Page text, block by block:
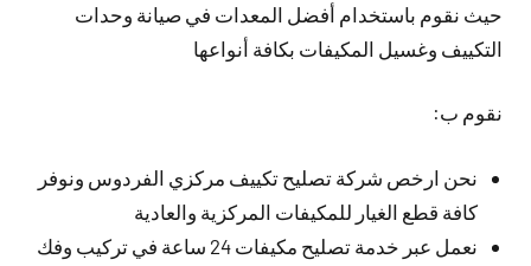
حيث نقوم باستخدام أفضل المعدات في صيانة وحدات
التكييف وغسيل المكيفات بكافة أنواعها
نقوم ب:
نحن ارخص شركة تصليح تكييف مركزي الفردوس ونوفر
كافة قطع الغيار للمكيفات المركزية والعادية
نعمل عبر خدمة تصليح مكيفات 24 ساعة في تركيب وفك